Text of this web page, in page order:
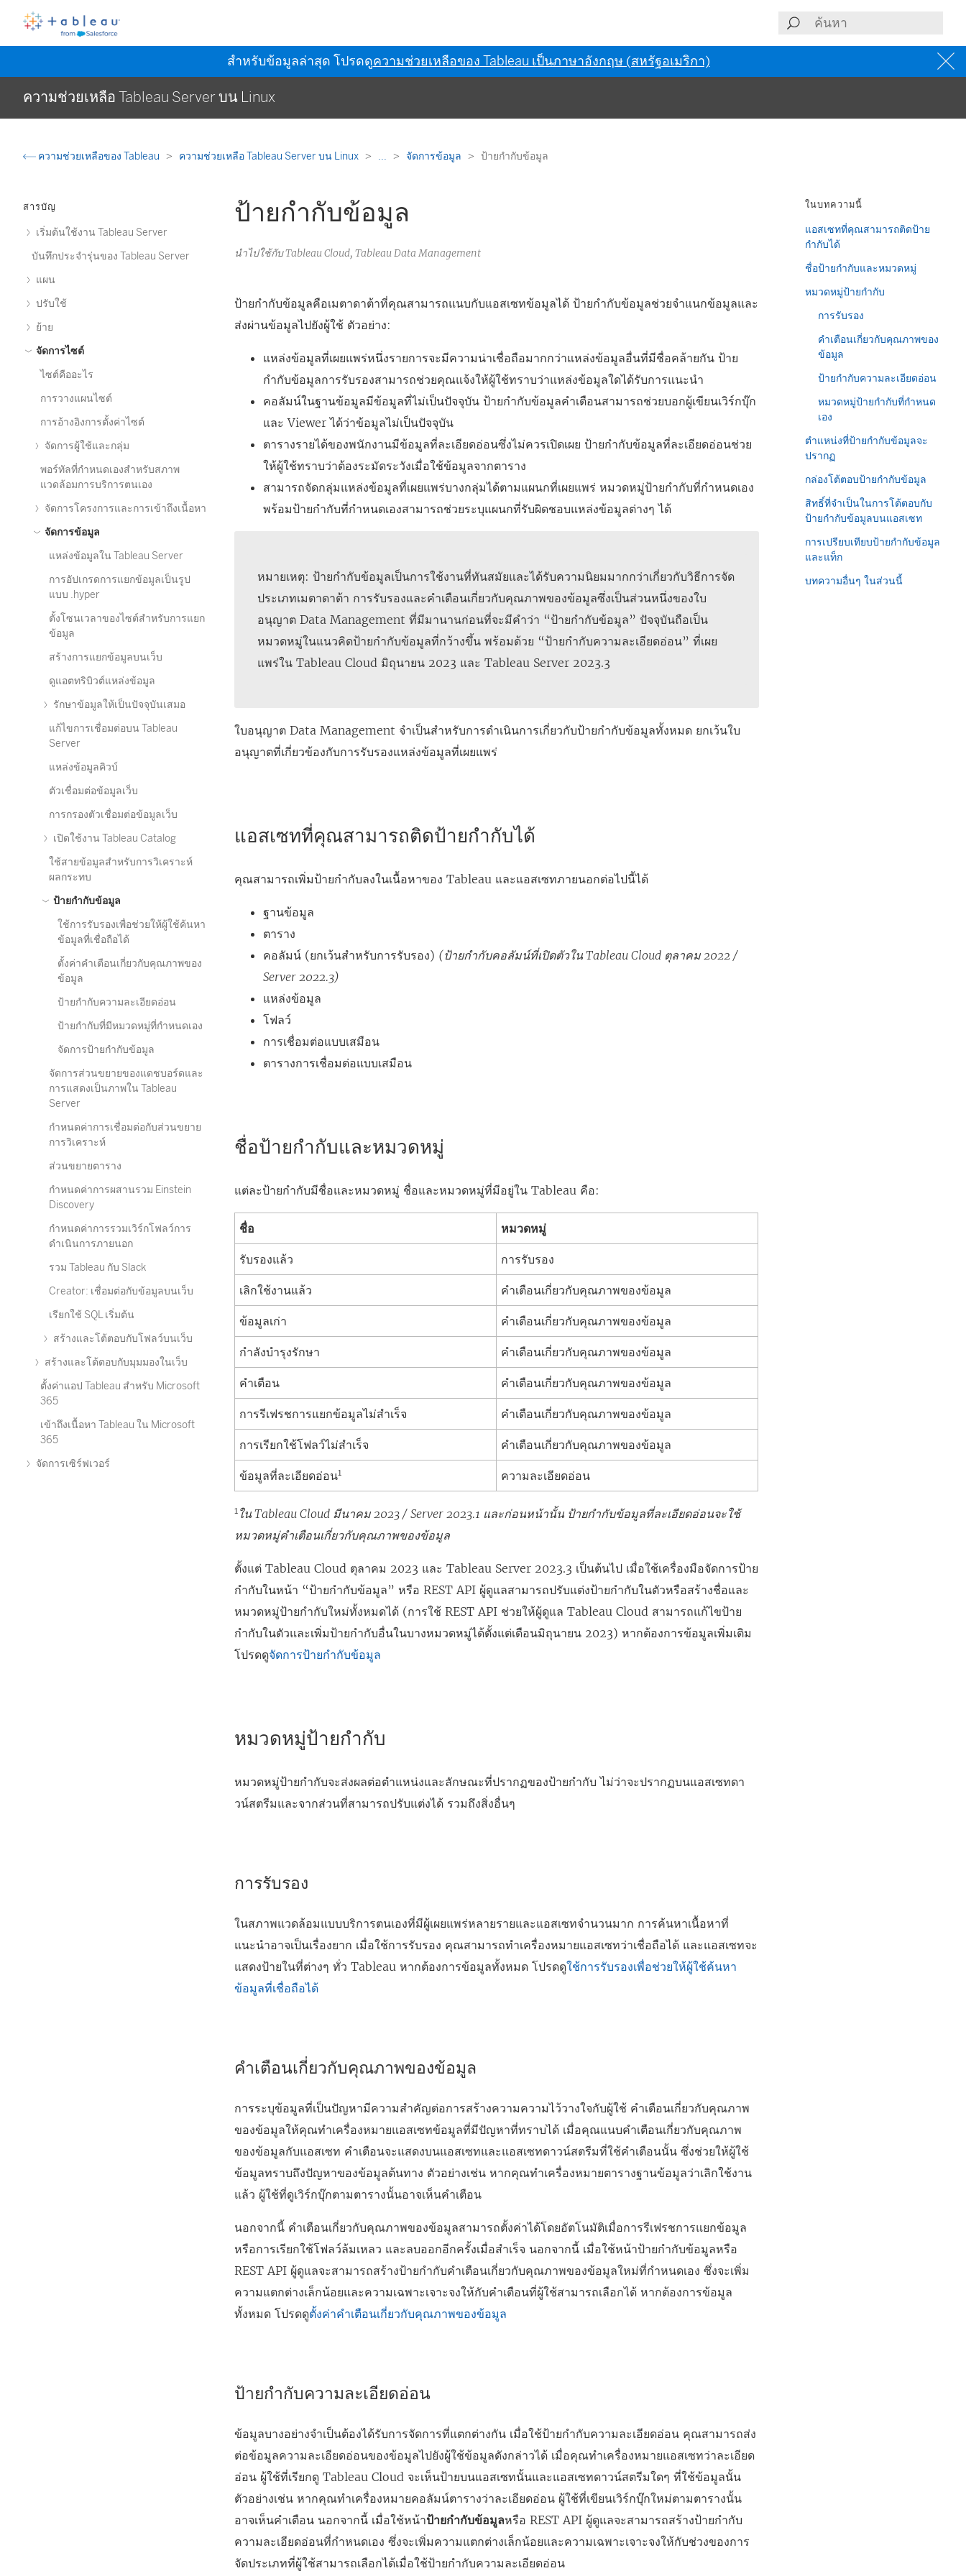
สำหรับข้อมูลล่าสุด โปรดดูความช่วยเหลือของ Tableau เป็นภาษาอังกฤษ (สหรัฐอเมริกา)
ความช่วยเหลือ Tableau Server บน Linux
ความช่วยเหลือของ Tableau ความช่วยเหลือ Tableau Server บน Linux ... จัดการข้อมูล ป้ายกำกับข้อมูล
สารบัญ
เริ่มต้นใช้งาน Tableau Server
บันทึกประจำรุ่นของ Tableau Server
แผน
ปรับใช้
ย้าย
จัดการไซต์
ไซต์คืออะไร
การวางแผนไซต์
การอ้างอิงการตั้งค่าไซต์
จัดการผู้ใช้และกลุ่ม
พอร์ทัลที่กำหนดเองสำหรับสภาพ
แวดล้อมการบริการตนเอง
จัดการโครงการและการเข้าถึงเนื้อหา
จัดการข้อมูล
แหล่งข้อมูลใน Tableau Server
การอัปเกรดการแยกข้อมูลเป็นรูป
แบบ .hyper
ตั้งโซนเวลาของไซต์สำหรับการแยก
ข้อมูล
สร้างการแยกข้อมูลบนเว็บ
ดูแอตทริบิวต์แหล่งข้อมูล
รักษาข้อมูลให้เป็นปัจจุบันเสมอ
แก้ไขการเชื่อมต่อบน Tableau
Server
แหล่งข้อมูลคิวบ์
ตัวเชื่อมต่อข้อมูลเว็บ
การกรองตัวเชื่อมต่อข้อมูลเว็บ
เปิดใช้งาน Tableau Catalog
ใช้สายข้อมูลสำหรับการวิเคราะห์
ผลกระทบ
ป้ายกำกับข้อมูล
ใช้การรับรองเพื่อช่วยให้ผู้ใช้ค้นหา
ข้อมูลที่เชื่อถือได้
ตั้งค่าคำเตือนเกี่ยวกับคุณภาพของ
ข้อมูล
ป้ายกำกับความละเอียดอ่อน
ป้ายกำกับที่มีหมวดหมู่ที่กำหนดเอง
จัดการป้ายกำกับข้อมูล
จัดการส่วนขยายของแดชบอร์ดและ
การแสดงเป็นภาพใน Tableau
Server
กำหนดค่าการเชื่อมต่อกับส่วนขยาย
การวิเคราะห์
ส่วนขยายตาราง
กำหนดค่าการผสานรวม Einstein
Discovery
กำหนดค่าการรวมเวิร์กโฟลว์การ
ดำเนินการภายนอก
รวม Tableau กับ Slack
Creator: เชื่อมต่อกับข้อมูลบนเว็บ
เรียกใช้ SQL เริ่มต้น
สร้างและโต้ตอบกับโฟลว์บนเว็บ
สร้างและโต้ตอบกับมุมมองในเว็บ
ตั้งค่าแอป Tableau สําหรับ Microsoft
365
เข้าถึงเนื้อหา Tableau ใน Microsoft
365
จัดการเซิร์ฟเวอร์
ป้ายกำกับข้อมูล
นำไปใช้กับ Tableau Cloud, Tableau Data Management
ป้ายกำกับข้อมูลคือเมตาดาต้าที่คุณสามารถแนบกับแอสเซทข้อมูลได้ ป้ายกำกับข้อมูลช่วยจำแนกข้อมูลและ
ส่งผ่านข้อมูลไปยังผู้ใช้ ตัวอย่าง:
แหล่งข้อมูลที่เผยแพร่หนึ่งรายการจะมีความน่าเชื่อถือมากกว่าแหล่งข้อมูลอื่นที่มีชื่อคล้ายกัน ป้าย
กำกับข้อมูลการรับรองสามารถช่วยคุณแจ้งให้ผู้ใช้ทราบว่าแหล่งข้อมูลใดได้รับการแนะนำ
คอลัมน์ในฐานข้อมูลมีข้อมูลที่ไม่เป็นปัจจุบัน ป้ายกำกับข้อมูลคำเตือนสามารถช่วยบอกผู้เขียนเวิร์กบุ๊ก
และ Viewer ได้ว่าข้อมูลไม่เป็นปัจจุบัน
ตารางรายได้ของพนักงานมีข้อมูลที่ละเอียดอ่อนซึ่งไม่ควรเปิดเผย ป้ายกำกับข้อมูลที่ละเอียดอ่อนช่วย
ให้ผู้ใช้ทราบว่าต้องระมัดระวังเมื่อใช้ข้อมูลจากตาราง
สามารถจัดกลุ่มแหล่งข้อมูลที่เผยแพร่บางกลุ่มได้ตามแผนกที่เผยแพร่ หมวดหมู่ป้ายกำกับที่กำหนดเอง
พร้อมป้ายกำกับที่กำหนดเองสามารถช่วยระบุแผนกที่รับผิดชอบแหล่งข้อมูลต่างๆ ได้
หมายเหตุ: ป้ายกำกับข้อมูลเป็นการใช้งานที่ทันสมัยและได้รับความนิยมมากกว่าเกี่ยวกับวิธีการจัด
ประเภทเมตาดาต้า การรับรองและคำเตือนเกี่ยวกับคุณภาพของข้อมูลซึ่งเป็นส่วนหนึ่งของใบ
อนุญาตData Management ที่มีมานานก่อนที่จะมีคำว่า “ป้ายกำกับข้อมูล” ปัจจุบันถือเป็น
หมวดหมู่ในแนวคิดป้ายกำกับข้อมูลที่กว้างขึ้น พร้อมด้วย “ป้ายกำกับความละเอียดอ่อน” ที่เผย
แพร่ใน Tableau Cloud มิถุนายน 2023 และ Tableau Server 2023.3
ใบอนุญาตData Management จำเป็นสำหรับการดำเนินการเกี่ยวกับป้ายกำกับข้อมูลทั้งหมด ยกเว้นใบ
อนุญาตที่เกี่ยวข้องกับการรับรองแหล่งข้อมูลที่เผยแพร่
แอสเซทที่คุณสามารถติดป้ายกำกับได้
คุณสามารถเพิ่มป้ายกำกับลงในเนื้อหาของ Tableau และแอสเซทภายนอกต่อไปนี้ได้
ฐานข้อมูล
ตาราง
คอลัมน์ (ยกเว้นสำหรับการรับรอง) (ป้ายกำกับคอลัมน์ที่เปิดตัวใน Tableau Cloud ตุลาคม 2022 /
Server 2022.3)
แหล่งข้อมูล
โฟลว์
การเชื่อมต่อแบบเสมือน
ตารางการเชื่อมต่อแบบเสมือน
ชื่อป้ายกำกับและหมวดหมู่
แต่ละป้ายกำกับมีชื่อและหมวดหมู่ ชื่อและหมวดหมู่ที่มีอยู่ใน Tableau คือ:
ชื่อ หมวดหมู่
รับรองแล้ว การรับรอง
เลิกใช้งานแล้ว คำเตือนเกี่ยวกับคุณภาพของข้อมูล
ข้อมูลเก่า คำเตือนเกี่ยวกับคุณภาพของข้อมูล
กำลังบำรุงรักษา คำเตือนเกี่ยวกับคุณภาพของข้อมูล
คำเตือน คำเตือนเกี่ยวกับคุณภาพของข้อมูล
การรีเฟรชการแยกข้อมูลไม่สำเร็จ คำเตือนเกี่ยวกับคุณภาพของข้อมูล
การเรียกใช้โฟลว์ไม่สำเร็จ คำเตือนเกี่ยวกับคุณภาพของข้อมูล
ข้อมูลที่ละเอียดอ่อน1 ความละเอียดอ่อน
1 ใน Tableau Cloud มีนาคม 2023 / Server 2023.1 และก่อนหน้านั้น ป้ายกำกับข้อมูลที่ละเอียดอ่อนจะใช้
หมวดหมู่คำเตือนเกี่ยวกับคุณภาพของข้อมูล
ตั้งแต่ Tableau Cloud ตุลาคม 2023 และ Tableau Server 2023.3 เป็นต้นไป เมื่อใช้เครื่องมือจัดการป้าย
กำกับในหน้า “ป้ายกำกับข้อมูล” หรือ REST API ผู้ดูแลสามารถปรับแต่งป้ายกำกับในตัวหรือสร้างชื่อและ
หมวดหมู่ป้ายกำกับใหม่ทั้งหมดได้ (การใช้ REST API ช่วยให้ผู้ดูแล Tableau Cloud สามารถแก้ไขป้าย
กำกับในตัวและเพิ่มป้ายกำกับอื่นในบางหมวดหมู่ได้ตั้งแต่เดือนมิถุนายน 2023) หากต้องการข้อมูลเพิ่มเติม
โปรดดูจัดการป้ายกำกับข้อมูล
หมวดหมู่ป้ายกำกับ
หมวดหมู่ป้ายกำกับจะส่งผลต่อตำแหน่งและลักษณะที่ปรากฏของป้ายกำกับ ไม่ว่าจะปรากฏบนแอสเซทดา
วน์สตรีมและจากส่วนที่สามารถปรับแต่งได้ รวมถึงสิ่งอื่นๆ
การรับรอง
ในสภาพแวดล้อมแบบบริการตนเองที่มีผู้เผยแพร่หลายรายและแอสเซทจำนวนมาก การค้นหาเนื้อหาที่
แนะนำอาจเป็นเรื่องยาก เมื่อใช้การรับรอง คุณสามารถทำเครื่องหมายแอสเซทว่าเชื่อถือได้ และแอสเซทจะ
แสดงป้ายในที่ต่างๆ ทั่ว Tableau หากต้องการข้อมูลทั้งหมด โปรดดูใช้การรับรองเพื่อช่วยให้ผู้ใช้ค้นหา
ข้อมูลที่เชื่อถือได้
คำเตือนเกี่ยวกับคุณภาพของข้อมูล
การระบุข้อมูลที่เป็นปัญหามีความสำคัญต่อการสร้างความความไว้วางใจกับผู้ใช้ คำเตือนเกี่ยวกับคุณภาพ
ของข้อมูลให้คุณทำเครื่องหมายแอสเซทข้อมูลที่มีปัญหาที่ทราบได้ เมื่อคุณแนบคำเตือนเกี่ยวกับคุณภาพ
ของข้อมูลกับแอสเซท คำเตือนจะแสดงบนแอสเซทและแอสเซทดาวน์สตรีมที่ใช้คำเตือนนั้น ซึ่งช่วยให้ผู้ใช้
ข้อมูลทราบถึงปัญหาของข้อมูลต้นทาง ตัวอย่างเช่น หากคุณทำเครื่องหมายตารางฐานข้อมูลว่าเลิกใช้งาน
แล้ว ผู้ใช้ที่ดูเวิร์กบุ๊กตามตารางนั้นอาจเห็นคำเตือน
นอกจากนี้ คำเตือนเกี่ยวกับคุณภาพของข้อมูลสามารถตั้งค่าได้โดยอัตโนมัติเมื่อการรีเฟรชการแยกข้อมูล
หรือการเรียกใช้โฟลว์ล้มเหลว และลบออกอีกครั้งเมื่อสำเร็จ นอกจากนี้ เมื่อใช้หน้าป้ายกำกับข้อมูลหรือ
REST API ผู้ดูแลจะสามารถสร้างป้ายกำกับคำเตือนเกี่ยวกับคุณภาพของข้อมูลใหม่ที่กำหนดเอง ซึ่งจะเพิ่ม
ความแตกต่างเล็กน้อยและความเฉพาะเจาะจงให้กับคำเตือนที่ผู้ใช้สามารถเลือกได้ หากต้องการข้อมูล
ทั้งหมด โปรดดูตั้งค่าคำเตือนเกี่ยวกับคุณภาพของข้อมูล
ป้ายกำกับความละเอียดอ่อน
ข้อมูลบางอย่างจำเป็นต้องได้รับการจัดการที่แตกต่างกัน เมื่อใช้ป้ายกำกับความละเอียดอ่อน คุณสามารถส่ง
ต่อข้อมูลความละเอียดอ่อนของข้อมูลไปยังผู้ใช้ข้อมูลดังกล่าวได้ เมื่อคุณทำเครื่องหมายแอสเซทว่าละเอียด
อ่อน ผู้ใช้ที่เรียกดู Tableau Cloud จะเห็นป้ายบนแอสเซทนั้นและแอสเซทดาวน์สตรีมใดๆ ที่ใช้ข้อมูลนั้น
ตัวอย่างเช่น หากคุณทำเครื่องหมายคอลัมน์ตารางว่าละเอียดอ่อน ผู้ใช้ที่เขียนเวิร์กบุ๊กใหม่ตามตารางนั้น
อาจเห็นคำเตือน นอกจากนี้ เมื่อใช้หน้าป้ายกำกับข้อมูลหรือ REST API ผู้ดูแลจะสามารถสร้างป้ายกำกับ
ความละเอียดอ่อนที่กำหนดเอง ซึ่งจะเพิ่มความแตกต่างเล็กน้อยและความเฉพาะเจาะจงให้กับช่วงของการ
จัดประเภทที่ผู้ใช้สามารถเลือกได้เมื่อใช้ป้ายกำกับความละเอียดอ่อน
ในบทความนี้
แอสเซทที่คุณสามารถติดป้าย
กำกับได้
ชื่อป้ายกำกับและหมวดหมู่
หมวดหมู่ป้ายกำกับ
การรับรอง
คำเตือนเกี่ยวกับคุณภาพของ
ข้อมูล
ป้ายกำกับความละเอียดอ่อน
หมวดหมู่ป้ายกำกับที่กำหนด
เอง
ตำแหน่งที่ป้ายกำกับข้อมูลจะ
ปรากฏ
กล่องโต้ตอบป้ายกำกับข้อมูล
สิทธิ์ที่จำเป็นในการโต้ตอบกับ
ป้ายกำกับข้อมูลบนแอสเซท
การเปรียบเทียบป้ายกำกับข้อมูล
และแท็ก
บทความอื่นๆ ในส่วนนี้